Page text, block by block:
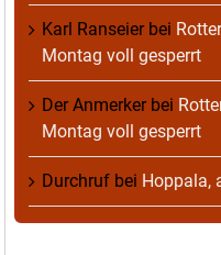
Karl Ranseierbei
Montag voll gesperrt
Der Anmerkerbei
Montag voll gesperrt
Durchruf bei Hoppala,